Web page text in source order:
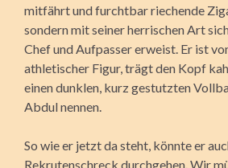
mitfährt und furchtbar riechende
sondern mit seiner herrischen Art
Chef und Aufpasser erweist. Er ist
athletischer Figur, trägt den Kopf
einen dunklen, kurz gestutzten
Abdul nennen.
So wie er jetzt da steht, könnte er
Rekrutenschreck durchgehen. Wir